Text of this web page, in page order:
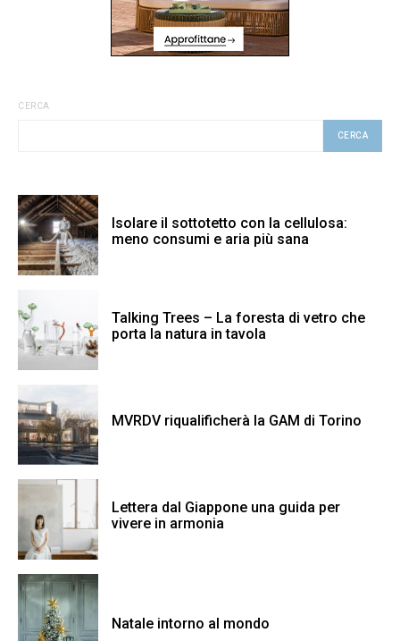
CERCA
CERCA
Isolare il sottotetto con la cellulosa:
meno consumi e aria più sana
Talking Trees – La foresta di vetro che
porta la natura in tavola
MVRDV riqualificherà la GAM di Torino
Lettera dal Giappone una guida per
vivere in armonia
Natale intorno al mondo